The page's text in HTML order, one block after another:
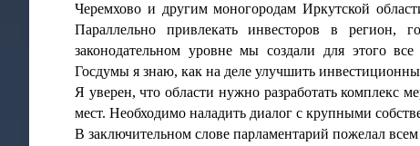
Черемхово и другим моногородам Иркутской
Параллельно привлекать инвесторов в регион,
законодательном уровне мы создали для этого
Госдумы я знаю, как на деле улучшить
Я уверен, что области нужно разработать комплекс
мест. Необходимо наладить диалог с крупными
В заключительном слове парламентарий пожелал